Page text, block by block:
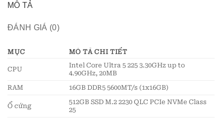
MÔ TẢ
ĐÁNH GIÁ (0)
MỤC MÔ TẢ CHI TIẾT
CPU
Intel Core Ultra 5 225 3.30GHz up to
4.90GHz, 20MB
RAM
16GB DDR5 5600MT/s (1x16GB)
Ổ cứng
512GB SSD M.2 2230 QLC PCIe NVMe Class
25